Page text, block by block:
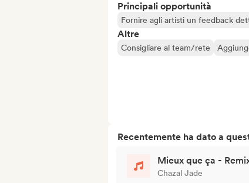
Principali opportunità
Fornire agli artisti un feedback
Altre
Consigliare al team/rete
Recentemente ha dato a
Mieux que ça -
Chazal Jade